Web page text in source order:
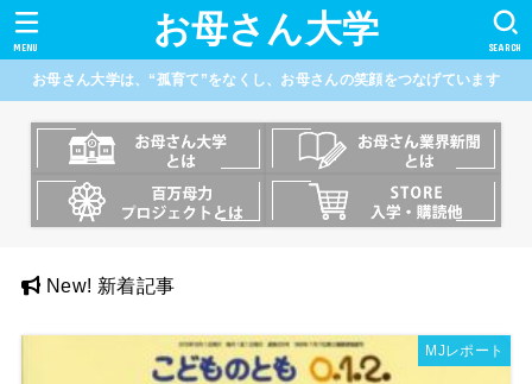
お母さん大学 SEARCH
MENU
お母さん大学は、“孤育て”をなくし、お母さんの笑顔をつなげています
New! 新着記事
MJレポート